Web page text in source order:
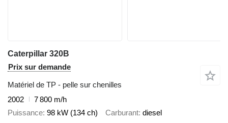
Caterpillar 320B
Prix sur demande
Matériel de TP - pelle sur chenilles
2002
7 800 m/h
Puissance 98 kW (134 ch) Carburant diesel